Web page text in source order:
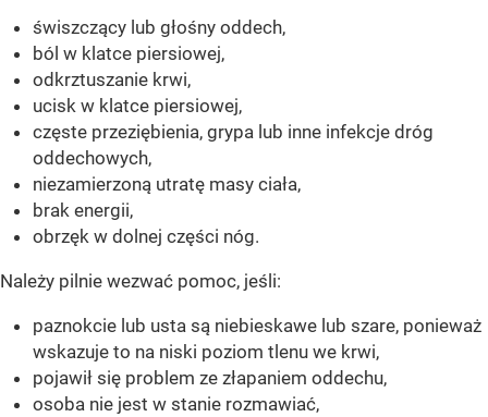
świszczący lub głośny oddech,
ból w klatce piersiowej,
odkrztuszanie krwi,
ucisk w klatce piersiowej,
częste przeziębienia, grypa lub inne infekcje dróg
oddechowych,
niezamierzoną utratę masy ciała,
brak energii,
obrzęk w dolnej części nóg.
Należy pilnie wezwać pomoc, jeśli:
paznokcie lub usta są niebieskawe lub szare, ponieważ
wskazuje to na niski poziom tlenu we krwi,
pojawił się problem ze złapaniem oddechu,
osoba nie jest w stanie rozmawiać,